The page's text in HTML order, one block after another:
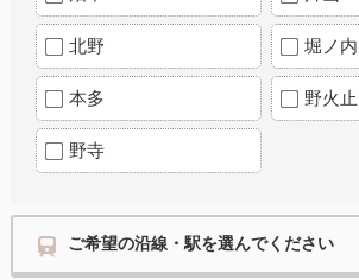
北野 堀ノ内
本多 野火止
野寺
ご希望の沿線・駅を選んでください